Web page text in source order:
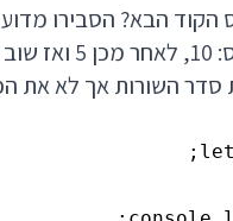
הבא? הסבירו
סדר השורות אך לא את